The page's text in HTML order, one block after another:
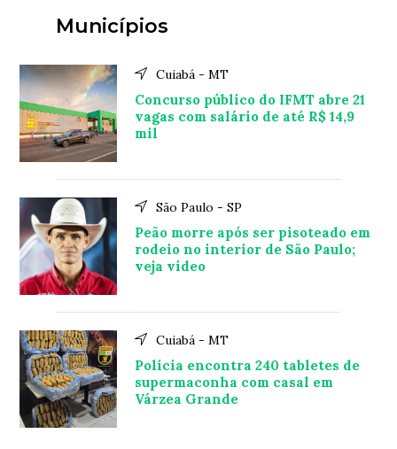
Municípios
Cuiabá - MT
Concurso público do IFMT abre 21
vagas com salário de até R$ 14,9
mil
São Paulo - SP
Peão morre após ser pisoteado em
rodeio no interior de São Paulo;
veja video
Cuiabá - MT
Polícia encontra 240 tabletes de
supermaconha com casal em
Várzea Grande